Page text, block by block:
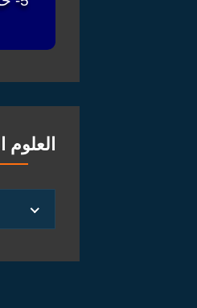
العلوم
الروحانية
الفلكية